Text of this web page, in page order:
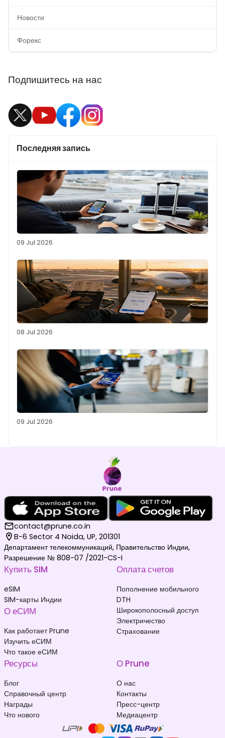
Новости
Форекс
Подпишитесь на нас
Последняя запись
09 Jul 2026
08 Jul 2026
09 Jul 2026
contact@prune.co.in
B-6 Sector 4 Noida, UP, 201301
Департамент телекоммуникаций, Правительство Индии,
Разрешение № 808-07 /2021-CS-I
Купить SIM
eSIM
SIM-карты Индии
О еСИМ
Как работает Prune
Изучить еСИМ
Что такое еСИМ
Оплата счетов
Пополнение мобильного
DTH
Широкополосный доступ
Электричество
Страхование
Ресурсы
Блог
Справочный центр
Награды
Что нового
О Prune
О нас
Контакты
Пресс-центр
Медиацентр